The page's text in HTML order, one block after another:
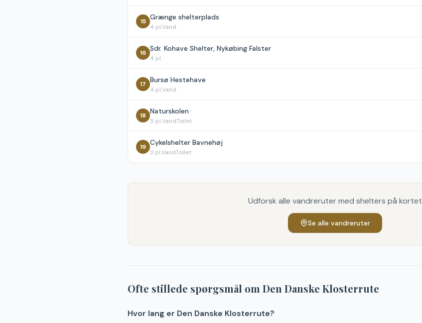
15 Grænge shelterplads
4 pl.Vand
16 Sdr. Kohave Shelter, Nykøbing Falster
4 pl.
17 Bursø Hestehave
4 pl.Vand
18 Naturskolen
5 pl.VandToilet
19 Cykelshelter Bavnehøj
3 pl.VandToilet
Udforsk alle vandreruter med shelters på kortet
Se alle vandreruter
Ofte stillede spørgsmål om Den Danske Klosterrute
Hvor lang er Den Danske Klosterrute?